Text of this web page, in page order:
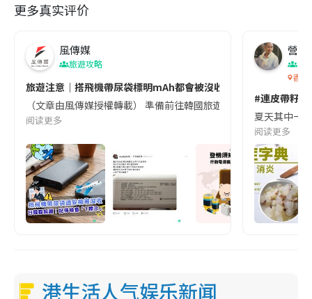
更多真实评价
風傳媒
旅遊攻略
旅遊注意｜搭飛機帶尿袋標明mAh都會被沒收😱出發前切記檢查
（文章由風傳媒授權轉載） 準備前往韓國旅遊的民眾，近期要
阅读更多
營養
香港
#連皮帶籽
夏天其中一
阅读更多
港生活人气娱乐新闻